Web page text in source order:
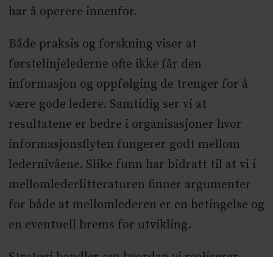
har å operere innenfor.
Både praksis og forskning viser at
førstelinjelederne ofte ikke får den
informasjon og oppfølging de trenger for å
være gode ledere. Samtidig ser vi at
resultatene er bedre i organisasjoner hvor
informasjonsflyten fungerer godt mellom
ledernivåene. Slike funn har bidratt til at vi i
mellomlederlitteraturen finner argumenter
for både at mellomlederen er en betingelse og
en eventuell brems for utvikling.